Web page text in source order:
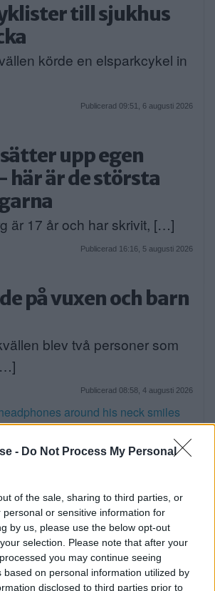
- Do Not Process My Personal
of the sale, sharing to third parties, or
personal or sensitive information for
by us, please use the below opt-out
selection. Please note that after your
you may continue seeing
based on personal information utilized by
disclosed to third parties prior to
till sjukhus
körde en elsparkcykel in
Publicerad 09:51, 6 augusti 2026
upp egen
här är de största
är 17 år och har skrivit, […]
Publicerad 16:16, 5 augusti 2026
på vuxen och barn
blev två personer som
Publicerad 08:58, 4 augusti 2026
blir en del av
vardagen i södra
Södra Stockholm är en
Publicerad 05:03, 4 augusti 2026